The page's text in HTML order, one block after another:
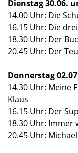
Dienstag 30.06.
14.00 Uhr: Die
16.15 Uhr: Die
18.30 Uhr: Der
20.45 Uhr: Der
Donnerstag
14.30 Uhr: Meine
Klaus
16.15 Uhr: Der
18.30 Uhr: Immer
20.45 Uhr: